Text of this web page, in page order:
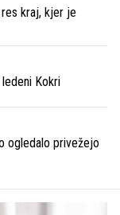
kraj, kjer je
Kokri
ogledalo privežejo